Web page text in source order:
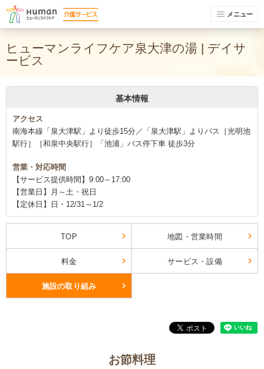
メニュー
ヒューマンライフケア泉大津の湯 | デイサ
ービス
基本情報
アクセス
南海本線「泉大津駅」より徒歩15分／「泉大津駅」よりバス［光明池
駅行］［和泉中央駅行］「池浦」バス停下車 徒歩3分
営業・対応時間
【サービス提供時間】9:00～17:00
【営業日】月～土・祝日
【定休日】日・12/31～1/2
TOP 地図・営業時間
料金 サービス・設備
施設の取り組み
お節料理